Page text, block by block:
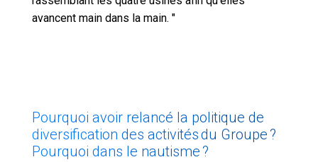
avancent main dans la main. "
Pourquoi avoir relancé la politique de
diversification des activités du Groupe ?
Pourquoi dans le nautisme ?